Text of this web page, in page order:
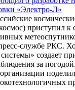
«Электро-Л»
приступил к
службе РКС.
создает
за